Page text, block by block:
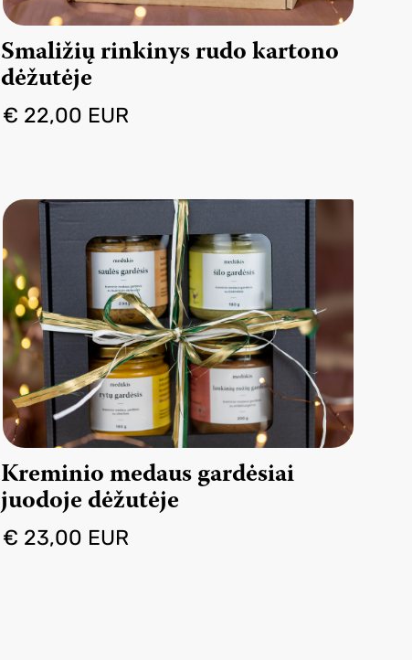
Smaližių rinkinys rudo kartono
dėžutėje
€ 22,00 EUR
Kreminio medaus gardėsiai
juodoje dėžutėje
€ 23,00 EUR